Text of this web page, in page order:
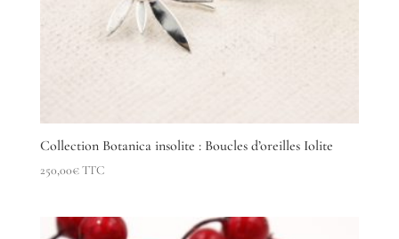
Collection Botanica insolite : Boucles d’oreilles Iolite
250,00€TTC